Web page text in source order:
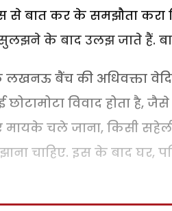
से बात कर के समझौता
के बाद उलझ जाते हैं.
लखनऊ बैंच की अधिवक्ता
विवाद होता है,
मायके चले जाना, किसी
चाहिए. इस के बाद घर,